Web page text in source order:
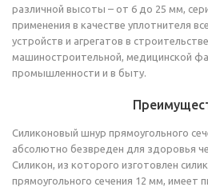
различной высоты – от 6 до 25 мм,
применения в качестве уплотнителя
устройств и агрегатов в
машиностроительной, медицинской
промышленности и в быту.
Силиконовый шнур прямоугольного
абсолютно безвреден для здоровья
Силикон, из которого изготовлен
прямоугольного сечения 12 мм, имеет